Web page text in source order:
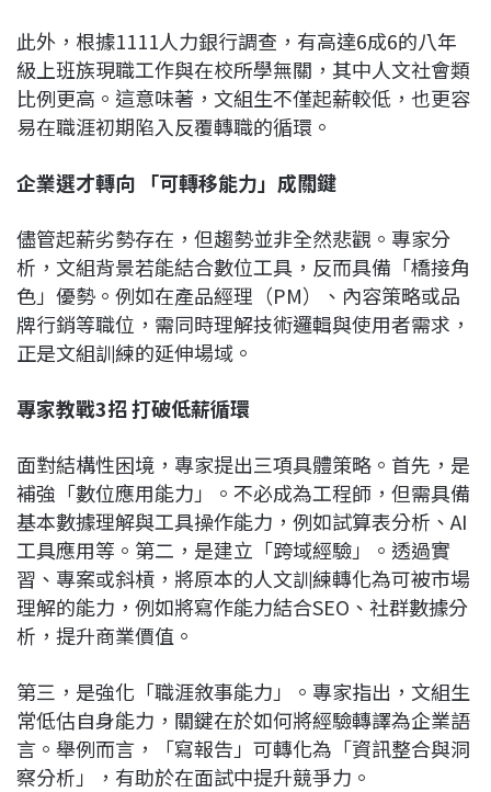
此外，根據1111人力銀行調查，有高達6成6的八年
級上班族現職工作與在校所學無關，其中人文社會類
比例更高。這意味著，文組生不僅起薪較低，也更容
易在職涯初期陷入反覆轉職的循環。
企業選才轉向 「可轉移能力」成關鍵
儘管起薪劣勢存在，但趨勢並非全然悲觀。專家分
析，文組背景若能結合數位工具，反而具備「橋接角
色」優勢。例如在產品經理（PM）、內容策略或品
牌行銷等職位，需同時理解技術邏輯與使用者需求，
正是文組訓練的延伸場域。
專家教戰3招 打破低薪循環
面對結構性困境，專家提出三項具體策略。首先，是
補強「數位應用能力」。不必成為工程師，但需具備
基本數據理解與工具操作能力，例如試算表分析、AI
工具應用等。第二，是建立「跨域經驗」。透過實
習、專案或斜槓，將原本的人文訓練轉化為可被市場
理解的能力，例如將寫作能力結合SEO、社群數據分
析，提升商業價值。
第三，是強化「職涯敘事能力」。專家指出，文組生
常低估自身能力，關鍵在於如何將經驗轉譯為企業語
言。舉例而言，「寫報告」可轉化為「資訊整合與洞
察分析」，有助於在面試中提升競爭力。